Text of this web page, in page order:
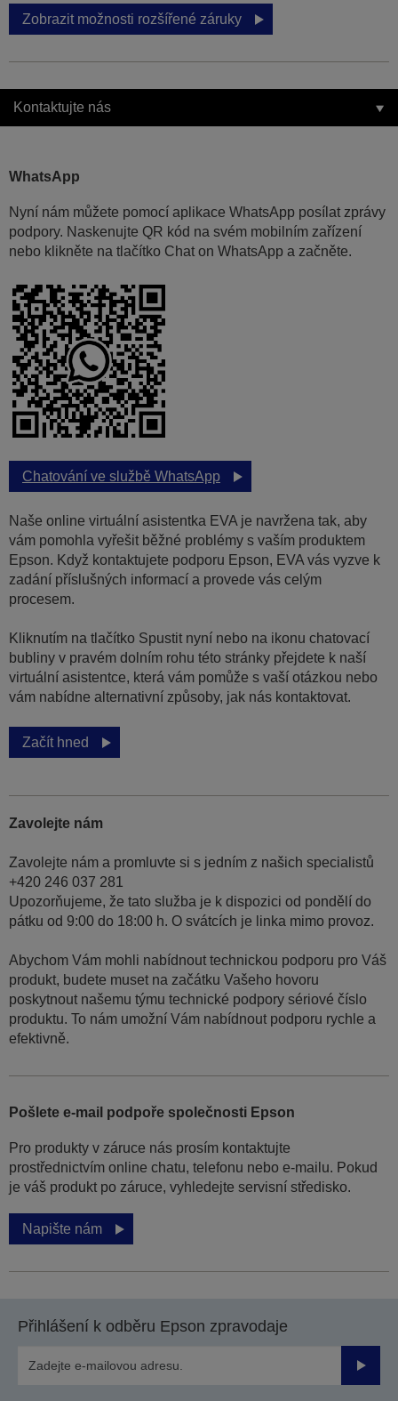
Zobrazit možnosti rozšířené záruky
Kontaktujte nás
WhatsApp
Nyní nám můžete pomocí aplikace WhatsApp posílat zprávy
podpory. Naskenujte QR kód na svém mobilním zařízení
nebo klikněte na tlačítko Chat on WhatsApp a začněte.
Chatování ve službě WhatsApp
Naše online virtuální asistentka EVA je navržena tak, aby
vám pomohla vyřešit běžné problémy s vaším produktem
Epson. Když kontaktujete podporu Epson, EVA vás vyzve k
zadání příslušných informací a provede vás celým
procesem.
Kliknutím na tlačítko Spustit nyní nebo na ikonu chatovací
bubliny v pravém dolním rohu této stránky přejdete k naší
virtuální asistentce, která vám pomůže s vaší otázkou nebo
vám nabídne alternativní způsoby, jak nás kontaktovat.
Začít hned
Zavolejte nám
Zavolejte nám a promluvte si s jedním z našich specialistů
+420 246 037 281
Upozorňujeme, že tato služba je k dispozici od pondělí do
pátku od 9:00 do 18:00 h. O svátcích je linka mimo provoz.
Abychom Vám mohli nabídnout technickou podporu pro Váš
produkt, budete muset na začátku Vašeho hovoru
poskytnout našemu týmu technické podpory sériové číslo
produktu. To nám umožní Vám nabídnout podporu rychle a
efektivně.
Pošlete e-mail podpoře společnosti Epson
Pro produkty v záruce nás prosím kontaktujte
prostřednictvím online chatu, telefonu nebo e-mailu. Pokud
je váš produkt po záruce, vyhledejte servisní středisko.
Napište nám
Přihlášení k odběru Epson zpravodaje